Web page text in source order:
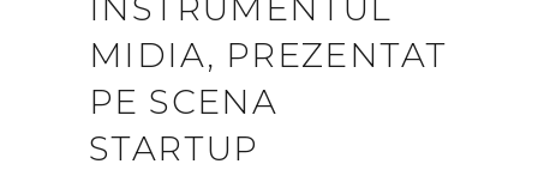
INSTRUMENTUL
MIDIA, PREZENTAT
PE SCENA
STARTUP